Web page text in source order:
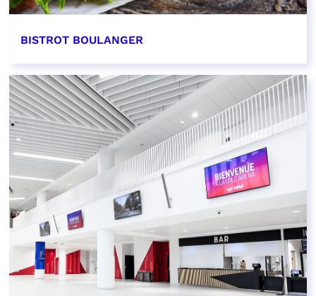
BISTROT BOULANGER
EN SAVOIR PLUS